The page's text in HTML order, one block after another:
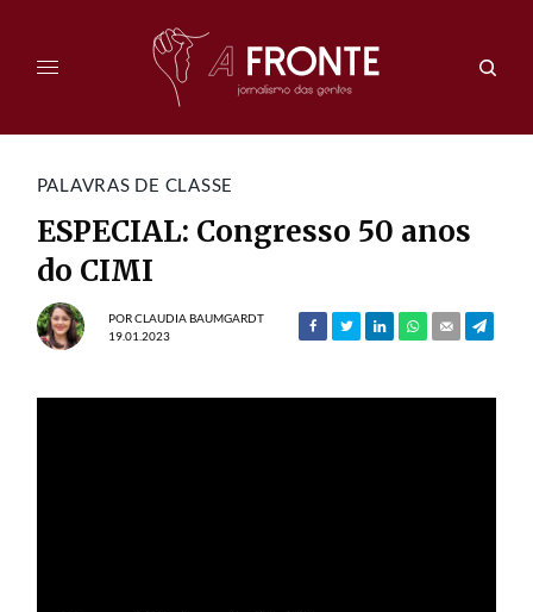
PALAVRAS DE CLASSE
ESPECIAL: Congresso 50 anos
do CIMI
PORCLAUDIA BAUMGARDT
19.01.2023